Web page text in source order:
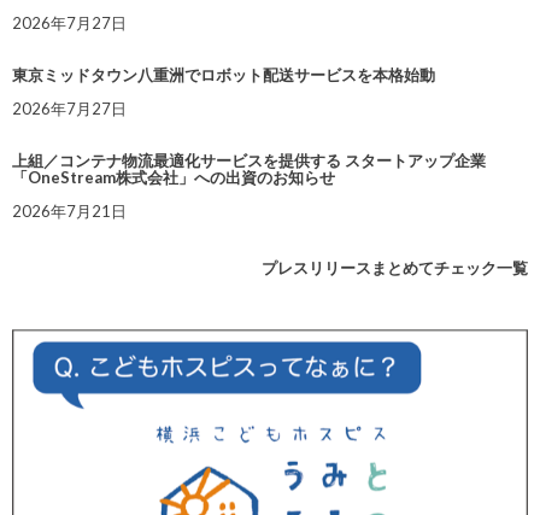
2026年7月27日
東京ミッドタウン八重洲でロボット配送サービスを本格始動
2026年7月27日
上組／コンテナ物流最適化サービスを提供する スタートアップ企業
「OneStream株式会社」への出資のお知らせ
2026年7月21日
プレスリリースまとめてチェック一覧